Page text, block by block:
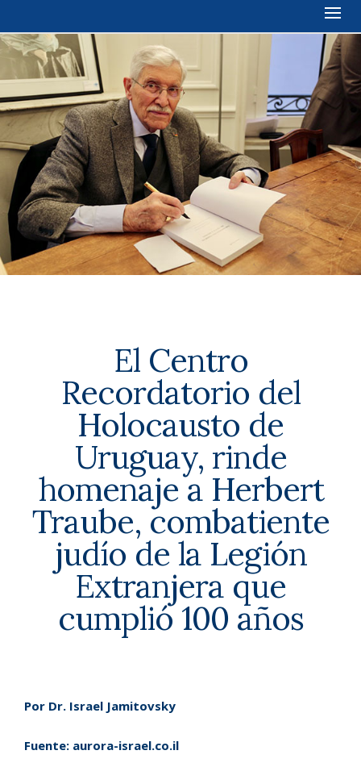
El Centro
Recordatorio del
Holocausto de
Uruguay, rinde
homenaje a Herbert
Traube, combatiente
judío de la Legión
Extranjera que
cumplió 100 años
Por Dr. Israel Jamitovsky
Fuente: aurora-israel.co.il